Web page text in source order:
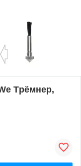
Tрёмнер,